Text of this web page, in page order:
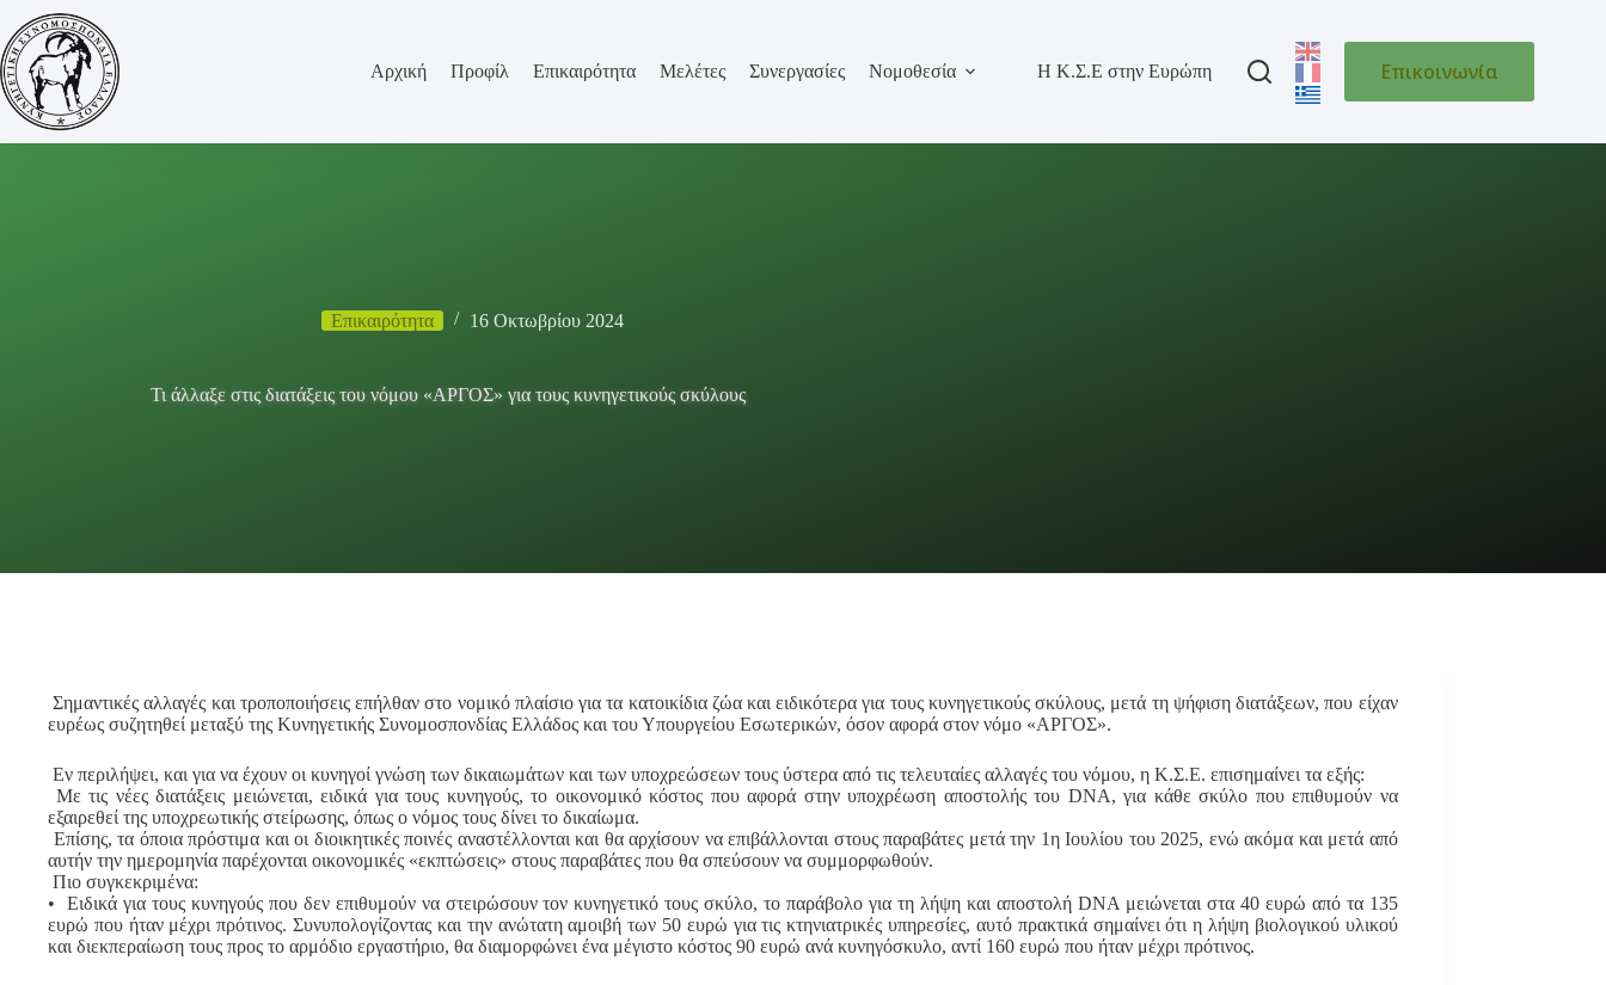
Μετάβαση
στο
περιεχόμενο
Αρχική
Προφίλ Επικαιρότητα Μελέτες Συνεργασίες Νομοθεσία Η Κ.Σ.Ε στην Ευρώπη Επικοινωνία
Επικαιρότητα 16 Οκτωβρίου 2024
Τι άλλαξε στις διατάξεις του νόμου «ΑΡΓΟΣ» για τους κυνηγετικούς σκύλους
Σημαντικές αλλαγές και τροποποιήσεις επήλθαν στο νομικό πλαίσιο για τα κατοικίδια ζώα και ειδικότερα για τους κυνηγετικούς σκύλους, μετά τη ψήφιση διατάξεων, που είχαν
ευρέως συζητηθεί μεταξύ της Κυνηγετικής Συνομοσπονδίας Ελλάδος και του Υπουργείου Εσωτερικών, όσον αφορά στον νόμο «ΑΡΓΟΣ».
Εν περιλήψει, και για να έχουν οι κυνηγοί γνώση των δικαιωμάτων και των υποχρεώσεων τους ύστερα από τις τελευταίες αλλαγές του νόμου, η Κ.Σ.Ε. επισημαίνει τα εξής:
Με τις νέες διατάξεις μειώνεται, ειδικά για τους κυνηγούς, το οικονομικό κόστος που αφορά στην υποχρέωση αποστολής του DNA, για κάθε σκύλο που επιθυμούν να
εξαιρεθεί της υποχρεωτικής στείρωσης, όπως ο νόμος τους δίνει το δικαίωμα.
Επίσης, τα όποια πρόστιμα και οι διοικητικές ποινές αναστέλλονται και θα αρχίσουν να επιβάλλονται στους παραβάτες μετά την 1η Ιουλίου του 2025, ενώ ακόμα και μετά από
αυτήν την ημερομηνία παρέχονται οικονομικές «εκπτώσεις» στους παραβάτες που θα σπεύσουν να συμμορφωθούν.
Πιο συγκεκριμένα:
• Ειδικά για τους κυνηγούς που δεν επιθυμούν να στειρώσουν τον κυνηγετικό τους σκύλο, το παράβολο για τη λήψη και αποστολή DNA μειώνεται στα 40 ευρώ από τα 135
ευρώ που ήταν μέχρι πρότινος. Συνυπολογίζοντας και την ανώτατη αμοιβή των 50 ευρώ για τις κτηνιατρικές υπηρεσίες, αυτό πρακτικά σημαίνει ότι η λήψη βιολογικού υλικού
και διεκπεραίωση τους προς το αρμόδιο εργαστήριο, θα διαμορφώνει ένα μέγιστο κόστος 90 ευρώ ανά κυνηγόσκυλο, αντί 160 ευρώ που ήταν μέχρι πρότινος.